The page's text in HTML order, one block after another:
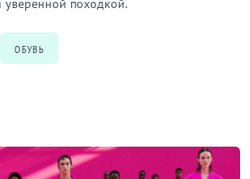
уверенной походкой.
ОБУВЬ